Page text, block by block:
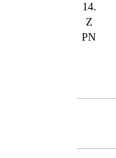
14.
Z
PN